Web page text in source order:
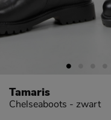
Tamaris
Chelseaboots - zwart